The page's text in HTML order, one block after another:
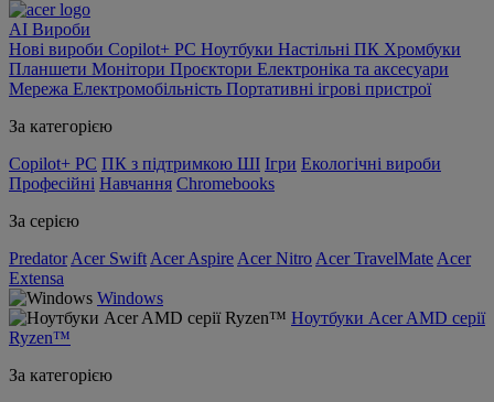
AI Вироби
Нові вироби Copilot+ PC Ноутбуки Настільні ПК Хромбуки
Планшети Монітори Проєктори Електроніка та аксесуари
Мережа Електромобільність Портативні ігрові пристрої
За категорією
Copilot+ PC ПК з підтримкою ШІ Ігри Екологічні вироби
Професійні Навчання Chromebooks
За серією
Predator Acer Swift Acer Aspire Acer Nitro Acer TravelMate Acer
Extensa
Windows
Ноутбуки Acer AMD серії
Ryzen™
За категорією